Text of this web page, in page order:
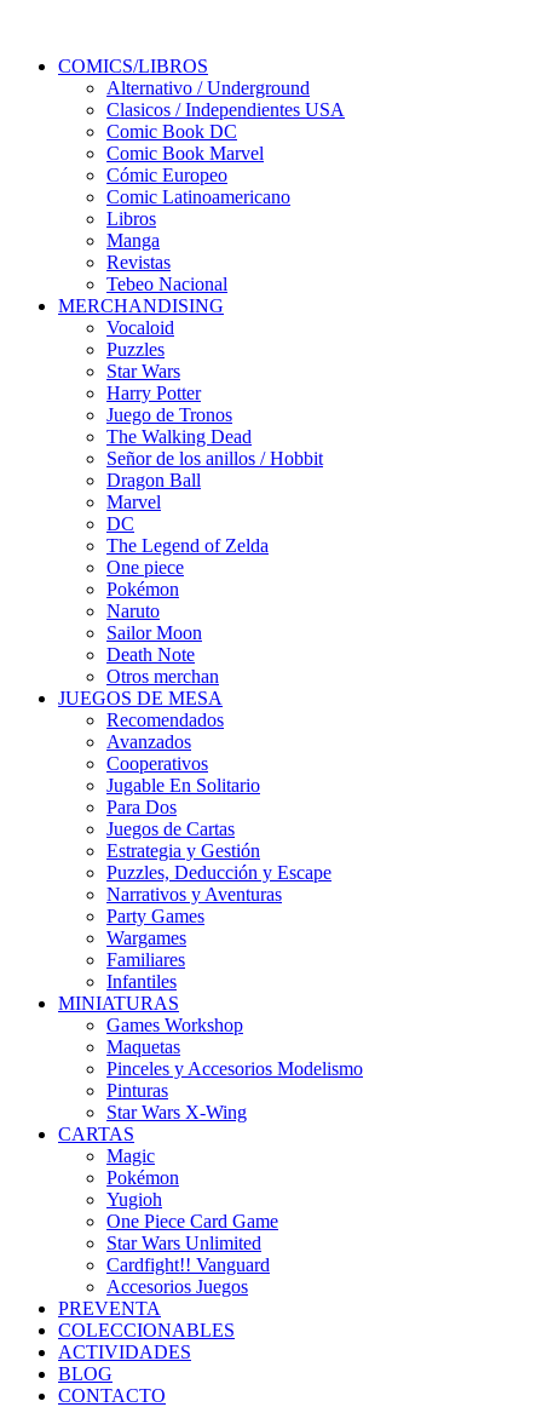
COMICS/LIBROS
Alternativo / Underground
Clasicos / Independientes USA
Comic Book DC
Comic Book Marvel
Cómic Europeo
Comic Latinoamericano
Libros
Manga
Revistas
Tebeo Nacional
MERCHANDISING
Vocaloid
Puzzles
Star Wars
Harry Potter
Juego de Tronos
The Walking Dead
Señor de los anillos / Hobbit
Dragon Ball
Marvel
DC
The Legend of Zelda
One piece
Pokémon
Naruto
Sailor Moon
Death Note
Otros merchan
JUEGOS DE MESA
Recomendados
Avanzados
Cooperativos
Jugable En Solitario
Para Dos
Juegos de Cartas
Estrategia y Gestión
Puzzles, Deducción y Escape
Narrativos y Aventuras
Party Games
Wargames
Familiares
Infantiles
MINIATURAS
Games Workshop
Maquetas
Pinceles y Accesorios Modelismo
Pinturas
Star Wars X-Wing
CARTAS
Magic
Pokémon
Yugioh
One Piece Card Game
Star Wars Unlimited
Cardfight!! Vanguard
Accesorios Juegos
PREVENTA
COLECCIONABLES
ACTIVIDADES
BLOG
CONTACTO